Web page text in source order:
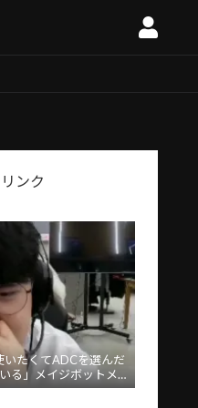
ンク
たくてADCを選んだ
る」メイジボットメ